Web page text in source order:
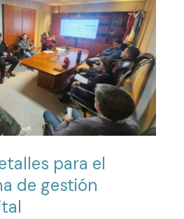
para el
de gestión